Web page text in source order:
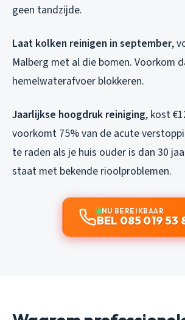
geen tandzijde.
Laat kolken reinigen in september,
Malberg met al die bomen. Voorkom
hemelwaterafvoer blokkeren.
Jaarlijkse hoogdruk reiniging, kost
voorkomt 75% van de acute
te raden als je huis ouder is dan 30
staat met bekende rioolproblemen.
NU BEREIKBAAR
BEL 085 019 53